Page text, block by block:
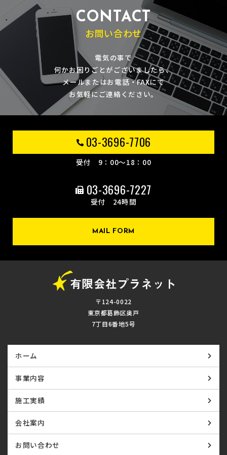
CONTACT
お問い合わせ
電気の事で
何かお困りごとがございましたら、
メールまたはお電話・FAXにて
お気軽にご連絡ください。
03-3696-7706
受付 9：00～18：00
03-3696-7227
受付 24時間
MAIL FORM
〒124-0022
東京都葛飾区奥戸
7丁目6番地5号
ホーム
事業内容
施工実績
会社案内
お問い合わせ